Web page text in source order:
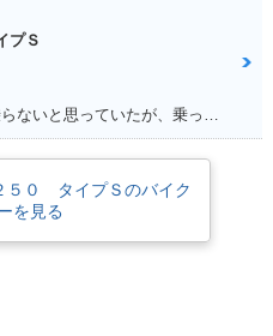
プＳ
満足ポイント:ビックスクーターは乗らないと思っていたが、乗ってみると離れなれなくなった。 運転しやすい！メットイン大きい！走りのストレスもない！ 通勤・通学にぴったりで、とても良い足☆ カスタムパーツも多くて楽しい！結局楽しいオススメの一台になりました！
５０ タイプＳのバイク
を見る